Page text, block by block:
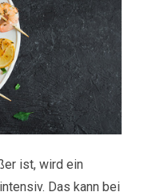
ist, wird ein
Das kann bei